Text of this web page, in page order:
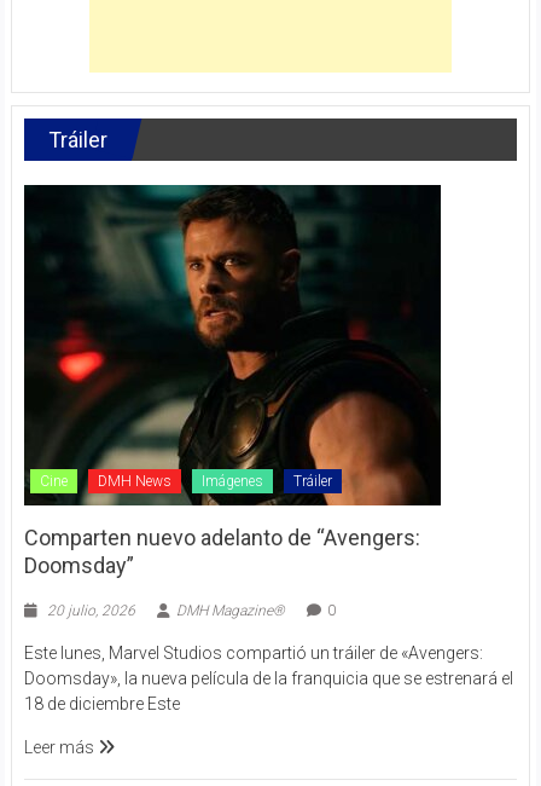
Tráiler
Cine DMH News Imágenes Tráiler
Comparten nuevo adelanto de “Avengers:
Doomsday”
20 julio, 2026 DMH Magazine® 0
Este lunes, Marvel Studios compartió un tráiler de «Avengers:
Doomsday», la nueva película de la franquicia que se estrenará el
18 de diciembre Este
Leer más